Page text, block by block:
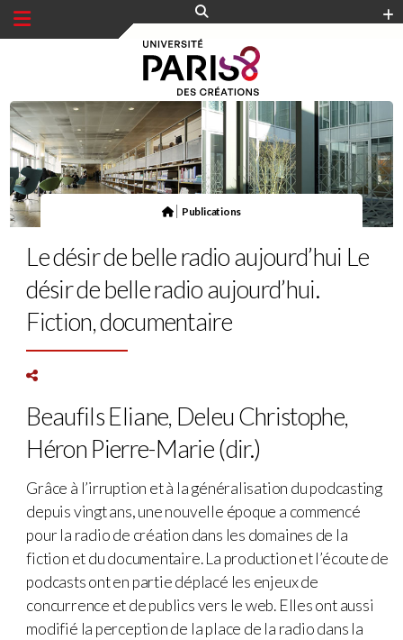
Publications
Le désir de belle radio aujourd’hui Le
désir de belle radio aujourd’hui.
Fiction, documentaire
Beaufils Eliane, Deleu Christophe,
Héron Pierre-Marie (dir.)
Grâce à l’irruption et à la généralisation du podcasting
depuis vingt ans, une nouvelle époque a commencé
pour la radio de création dans les domaines de la
fiction et du documentaire. La production et l’écoute de
podcasts ont en partie déplacé les enjeux de
concurrence et de publics vers le web. Elles ont aussi
modifié la perception de la place de la radio dans la
Panneau de gestion des cookies